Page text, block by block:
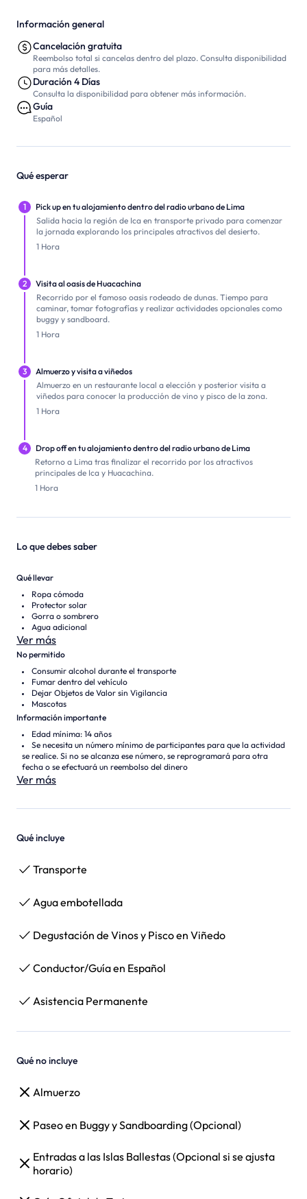
Información general
Cancelación gratuita
Reembolso total si cancelas dentro del plazo. Consulta disponibilidad
para más detalles.
Duración 4 Días
Consulta la disponibilidad para obtener más información.
Guía
Español
Qué esperar
1
Pick up en tu alojamiento dentro del radio urbano de Lima
Salida hacia la región de Ica en transporte privado para comenzar
la jornada explorando los principales atractivos del desierto.
1 Hora
2
Visita al oasis de Huacachina
Recorrido por el famoso oasis rodeado de dunas. Tiempo para
caminar, tomar fotografías y realizar actividades opcionales como
buggy y sandboard.
1 Hora
3
Almuerzo y visita a viñedos
Almuerzo en un restaurante local a elección y posterior visita a
viñedos para conocer la producción de vino y pisco de la zona.
1 Hora
4
Drop off en tu alojamiento dentro del radio urbano de Lima
Retorno a Lima tras finalizar el recorrido por los atractivos
principales de Ica y Huacachina.
1 Hora
Lo que debes saber
Qué llevar
Ropa cómoda
Protector solar
Gorra o sombrero
Agua adicional
Ver más
No permitido
Consumir alcohol durante el transporte
Fumar dentro del vehículo
Dejar Objetos de Valor sin Vigilancia
Mascotas
Información importante
Edad mínima: 14 años
Se necesita un número mínimo de participantes para que la actividad
se realice. Si no se alcanza ese número, se reprogramará para otra
fecha o se efectuará un reembolso del dinero
Ver más
Qué incluye
Transporte
Agua embotellada
Degustación de Vinos y Pisco en Viñedo
Conductor/Guía en Español
Asistencia Permanente
Qué no incluye
Almuerzo
Paseo en Buggy y Sandboarding (Opcional)
Entradas a las Islas Ballestas (Opcional si se ajusta
horario)